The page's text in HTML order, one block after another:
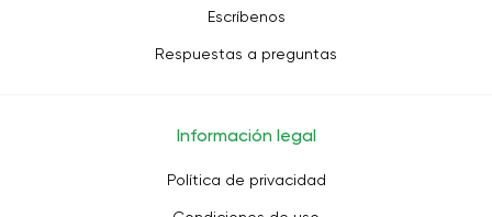
Escríbenos
Respuestas a preguntas
Información legal
Política de privacidad